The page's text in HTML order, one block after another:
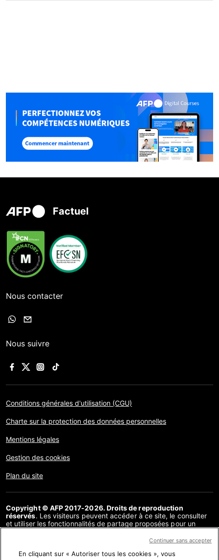
Factuel
Nous contacter
Nous suivre
Conditions générales d'utilisation (CGU)
Charte sur la protection des données personnelles
Mentions légales
Gestion des cookies
Plan du site
Copyright © AFP 2017-2026. Droits de reproduction
réservés. Les visiteurs peuvent accéder à ce site, le consulter
et utiliser les fonctionnalités de partage proposées pour un
communication au public, distribution de tout ou partie du
soit, sans licence spécifique signée avec l’AFP, est interdite. Les
En cliquant sur « Autoriser tous les cookies », vous
Continuer sans accepter